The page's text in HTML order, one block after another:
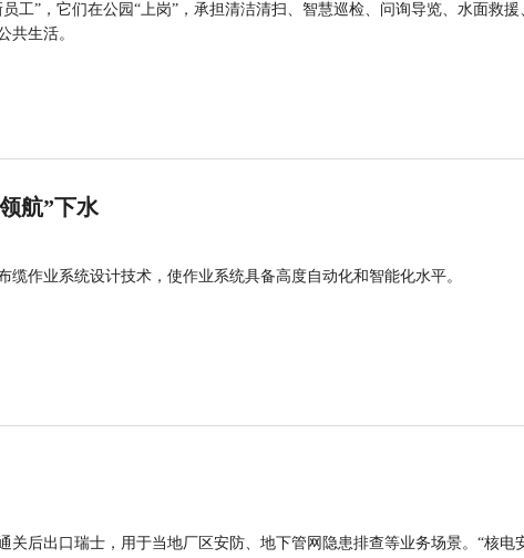
工”，它们在公园“上岗”，承担清洁清扫、智慧巡检、问询导览、水面救援
共生活。
航”下水
作业系统设计技术，使作业系统具备高度自动化和智能化水平。
关后出口瑞士，用于当地厂区安防、地下管网隐患排查等业务场景。“核电